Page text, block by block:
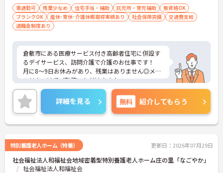
車通勤可 残業少なめ 住宅手当・補助 託児所・育児補助
無資格OK
ブランクOK
産休･育休･介護休暇取得実績あり 社会保険完備
交通費支給
退職金制度あり
倉敷市にある医療サービス付き高齢者住宅に併設す
るデイサービス、訪問介護で介護のお仕事です！
月に8～9日お休みがあり、残業はありません◎メリ
ハリをつけてご勤務いただけます♪
社会保険をはじめ、退職金や季節のお休みを整え、
働きやすい職場環境づくりに力を入れているのもお
すすめしたいポイントのひとつ☆
ご興味がある方は是非一度マイナビまでお問い合わ
せください！さらに詳細などお伝え致します！！
詳細を見る 無料 紹介してもらう
特別養護老人ホーム（特養） 更新日：2026年07月29日
社会福祉法人和福祉会地域密着型特別養護老人ホーム庄の里「なごやか」
社会福祉法人和福祉会